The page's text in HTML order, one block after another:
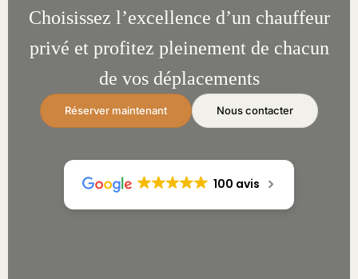
Choisissez l’excellence d’un chauffeur
privé et profitez pleinement de chacun
de vos déplacements
Réserver maintenant Nous contacter
100 avis